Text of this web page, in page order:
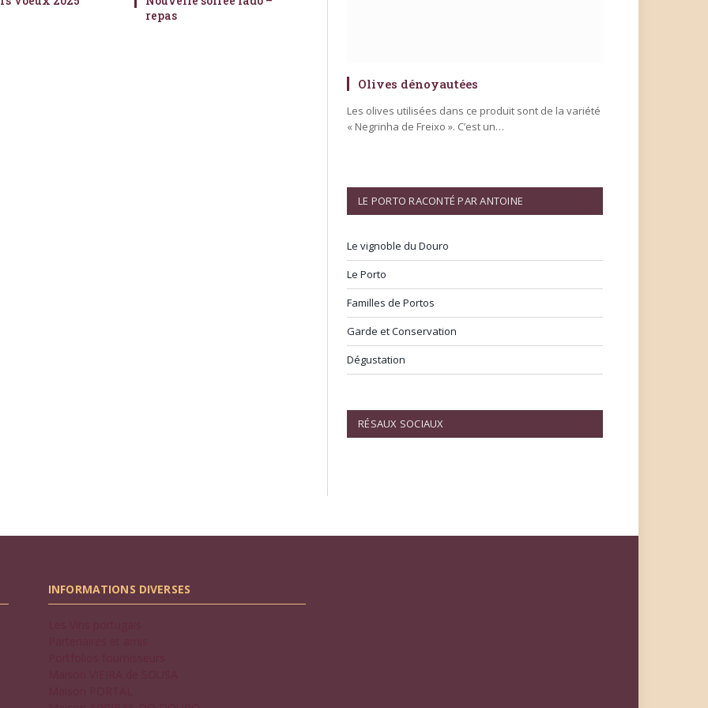
repas
Olives dénoyautées
Les olives utilisées dans ce produit sont de la variété
« Negrinha de Freixo ». C’est un…
LE PORTO RACONTÉ PAR ANTOINE
Le vignoble du Douro
Le Porto
Familles de Portos
Garde et Conservation
Dégustation
RÉSAUX SOCIAUX
INFORMATIONS DIVERSES